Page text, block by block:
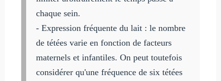
chaque sein.
- Expression fréquente du lait : le nombre
de tétées varie en fonction de facteurs
maternels et infantiles. On peut toutefois
considérer qu'une fréquence de six tétées